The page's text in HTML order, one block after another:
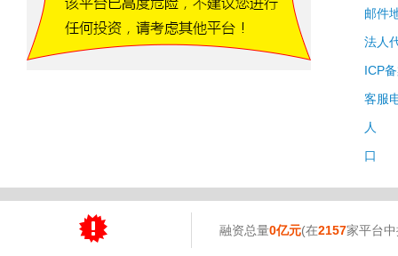
邮件
法人
ICP
客服
人
口
融资总量0亿元(在2157家平台